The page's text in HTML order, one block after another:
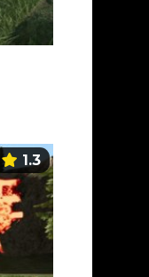
1.3